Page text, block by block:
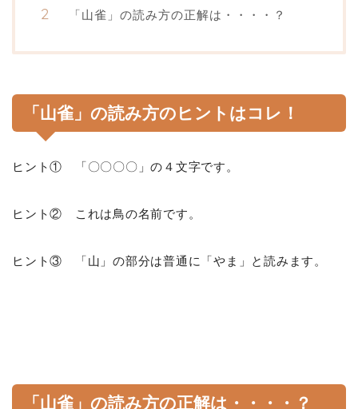
「山雀」の読み方の正解は・・・・？
「山雀」の読み方のヒントはコレ！
ヒント① 「〇〇〇〇」の４文字です。
ヒント② これは鳥の名前です。
ヒント③ 「山」の部分は普通に「やま」と読みます。
「山雀」の読み方の正解は・・・・？